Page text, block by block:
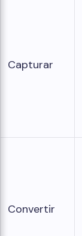
Capturar
Convertir